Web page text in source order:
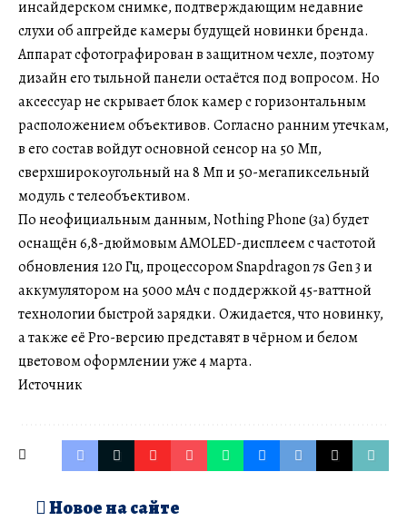
инсайдерском снимке, подтверждающим недавние
слухи об апгрейде камеры будущей новинки бренда.
Аппарат сфотографирован в защитном чехле, поэтому
дизайн его тыльной панели остаётся под вопросом. Но
аксессуар не скрывает блок камер с горизонтальным
расположением объективов. Согласно ранним утечкам,
в его состав войдут основной сенсор на 50 Мп,
сверхширокоугольный на 8 Мп и 50-мегапиксельный
модуль с телеобъективом.
По неофициальным данным, Nothing Phone (3a) будет
оснащён 6,8-дюймовым AMOLED-дисплеем с частотой
обновления 120 Гц, процессором Snapdragon 7s Gen 3 и
аккумулятором на 5000 мАч с поддержкой 45-ваттной
технологии быстрой зарядки. Ожидается, что новинку,
а также её Pro-версию представят в чёрном и белом
цветовом оформлении уже 4 марта.
Источник
Новое на сайте